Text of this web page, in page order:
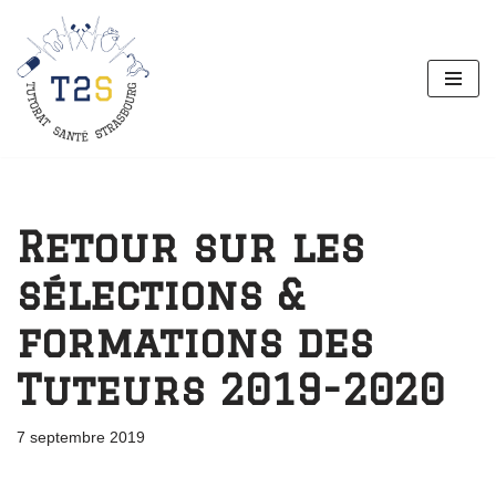
Aller
au
contenu
Retour sur les
sélections &
formations des
Tuteurs 2019-2020
7 septembre 2019